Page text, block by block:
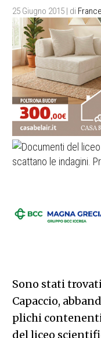
25 Giugno 2015 | di
Sono stati
Capaccio,
plichi
del liceo